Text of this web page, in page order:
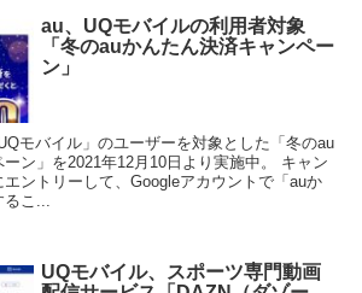
au、UQモバイルの利用者対象
「冬のauかんたん決済キャンペー
ン」
モバイル」のユーザーを対象とした「冬のau
ン」を2021年12月10日より実施中。 キャン
ントリーして、Googleアカウントで「auか
こ...
UQモバイル、スポーツ専門動画